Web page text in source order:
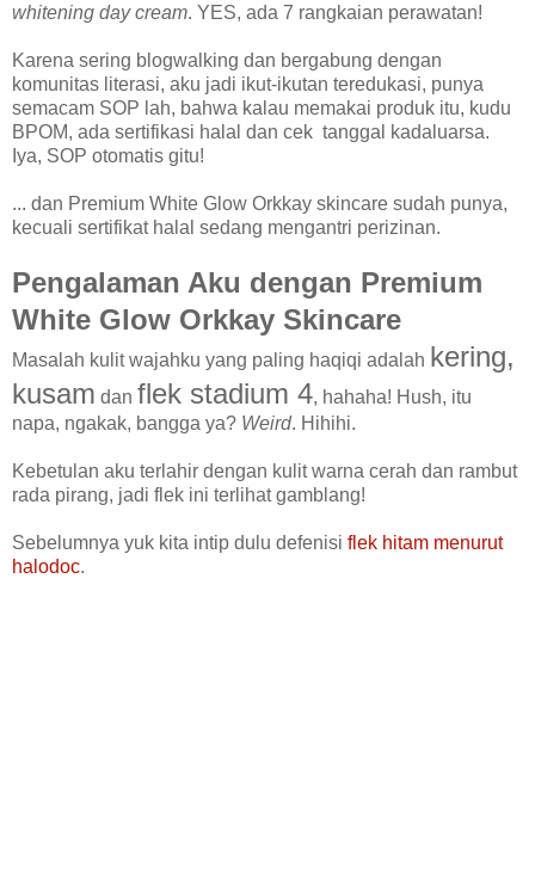
whitening day cream. YES, ada 7 rangkaian perawatan!
Karena sering blogwalking dan bergabung dengan
komunitas literasi, aku jadi ikut-ikutan teredukasi, punya
semacam SOP lah, bahwa kalau memakai produk itu, kudu
BPOM, ada sertifikasi halal dan cek tanggal kadaluarsa.
Iya, SOP otomatis gitu!
... dan Premium White Glow Orkkay skincare sudah punya,
kecuali sertifikat halal sedang mengantri perizinan.
Pengalaman Aku dengan Premium
White Glow Orkkay Skincare
Masalah kulit wajahku yang paling haqiqi adalah kering,
kusam dan flek stadium 4, hahaha! Hush, itu
napa, ngakak, bangga ya? Weird. Hihihi.
Kebetulan aku terlahir dengan kulit warna cerah dan rambut
rada pirang, jadi flek ini terlihat gamblang!
Sebelumnya yuk kita intip dulu defenisi flek hitam menurut
halodoc.